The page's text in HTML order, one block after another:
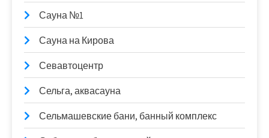
Сауна №1
Сауна на Кирова
Севавтоцентр
Сельга, аквасауна
Сельмашевские бани, банный комплекс